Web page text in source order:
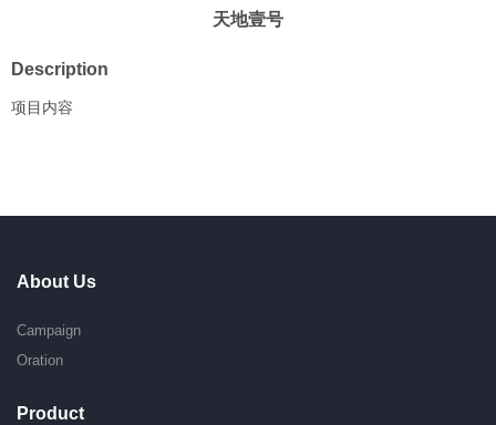
天地壹号
Description
项目内容
About Us
Campaign
Oration
Product